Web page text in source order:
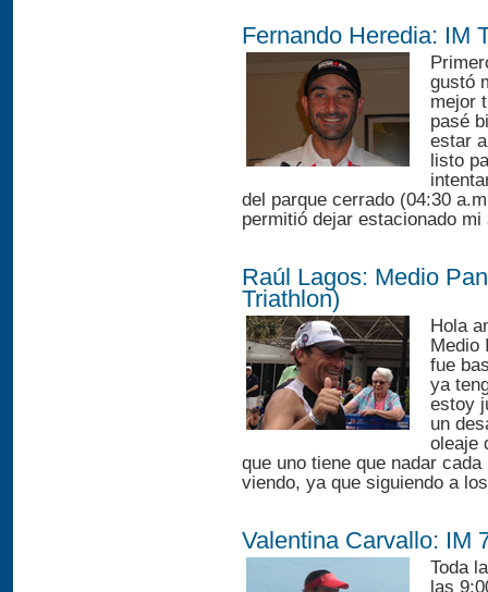
Fernando Heredia: IM
gustó
mejor
pasé
estar
listo
del parque cerrado (04:30
permitió dejar estacionado
Raúl Lagos: Medio
Triathlon)
Hola
Medio
fue
ya
estoy
un
oleaje
que uno tiene que nadar
viendo, ya que siguiendo a
Valentina Carvallo: IM
Toda
las